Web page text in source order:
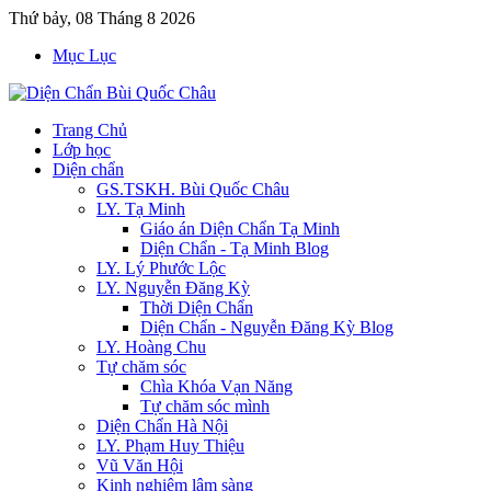
Thứ bảy, 08 Tháng 8 2026
Mục Lục
Trang Chủ
Lớp học
Diện chẩn
GS.TSKH. Bùi Quốc Châu
LY. Tạ Minh
Giáo án Diện Chẩn Tạ Minh
Diện Chẩn - Tạ Minh Blog
LY. Lý Phước Lộc
LY. Nguyễn Đăng Kỳ
Thời Diện Chẩn
Diện Chẩn - Nguyễn Đăng Kỳ Blog
LY. Hoàng Chu
Tự chăm sóc
Chìa Khóa Vạn Năng
Tự chăm sóc mình
Diện Chẩn Hà Nội
LY. Phạm Huy Thiệu
Vũ Văn Hội
Kinh nghiệm lâm sàng